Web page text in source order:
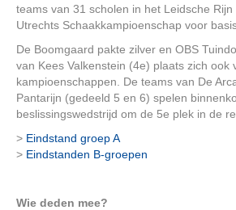
teams van 31 scholen in het Leidsche
Utrechts Schaakkampioenschap voor
De Boomgaard pakte zilver en OBS
van Kees Valkenstein (4e) plaats zich ook
kampioenschappen. De teams van De
Pantarijn (gedeeld 5 en 6) spelen
beslissingswedstrijd om de 5e plek in de
> Eindstand groep A
> Eindstanden B-groepen
Wie deden mee?